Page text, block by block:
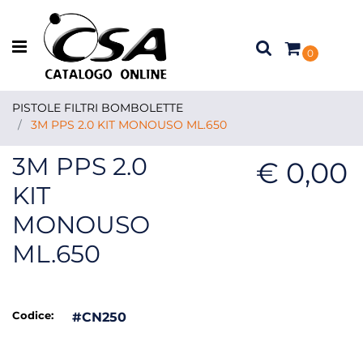
Open menu
0
PISTOLE FILTRI BOMBOLETTE
3M PPS 2.0 KIT MONOUSO ML.650
3M PPS 2.0
KIT
MONOUSO
ML.650
€ 0,00
Codice:
#CN250